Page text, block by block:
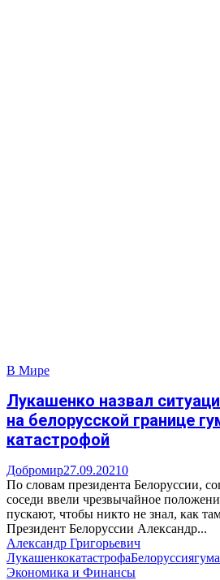
В Мире
Лукашенко назвал
на белорусской границе
катастрофой
Добромир27.09.20210
По словам президента Белоруссии,
соседи ввели чрезвычайное
пускают, чтобы никто не знал, как
Президент Белоруссии Александр...
Александр Григорьевич
ЛукашенкокатастрофаБелоруссия
Экономика и Финансы